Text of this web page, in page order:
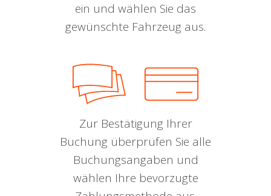
ein und wählen Sie das
gewünschte Fahrzeug aus.
Zur Bestätigung Ihrer
Buchung überprüfen Sie alle
Buchungsangaben und
wählen Ihre bevorzugte